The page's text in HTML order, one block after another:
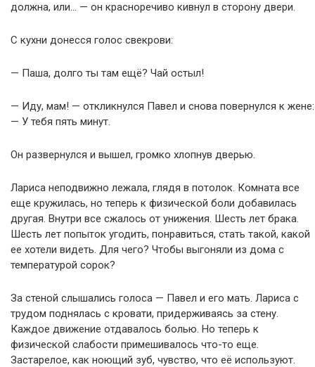
должна, или… — он красноречиво кивнул в сторону двери.
С кухни донесся голос свекрови:
— Паша, долго ты там ещё? Чай остыл!
— Иду, мам! — откликнулся Павел и снова повернулся к жене:
— У тебя пять минут.
Он развернулся и вышел, громко хлопнув дверью.
Лариса неподвижно лежала, глядя в потолок. Комната все
еще кружилась, но теперь к физической боли добавилась
другая. Внутри все сжалось от унижения. Шесть лет брака.
Шесть лет попыток угодить, понравиться, стать такой, какой
ее хотели видеть. Для чего? Чтобы выгоняли из дома с
температурой сорок?
За стеной слышались голоса — Павел и его мать. Лариса с
трудом поднялась с кровати, придерживаясь за стену.
Каждое движение отдавалось болью. Но теперь к
физической слабости примешивалось что-то еще.
Застарелое, как ноющий зуб, чувство, что её используют.